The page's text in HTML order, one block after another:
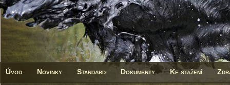
Úvod Novinky Standard Dokumenty Ke stažení